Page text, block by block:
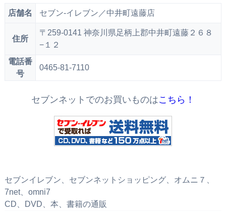
店舗名 セブン‐イレブン／中井町遠藤店
住所
〒259-0141 神奈川県足柄上郡中井町遠藤２６８
−１２
電話番
号
0465-81-7110
セブンネットでのお買いものはこちら！
セブンイレブン、セブンネットショッピング、オムニ７、
7net、omni7
CD、DVD、本、書籍の通販